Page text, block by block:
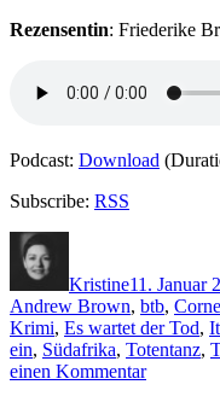
Rezensentin: Friederike
Podcast: Download
Subscribe: RSS
Kristine11. Januar
Andrew Brown, btb,
Krimi, Es wartet der Tod,
ein, Südafrika, Totentanz,
einen Kommentarzu